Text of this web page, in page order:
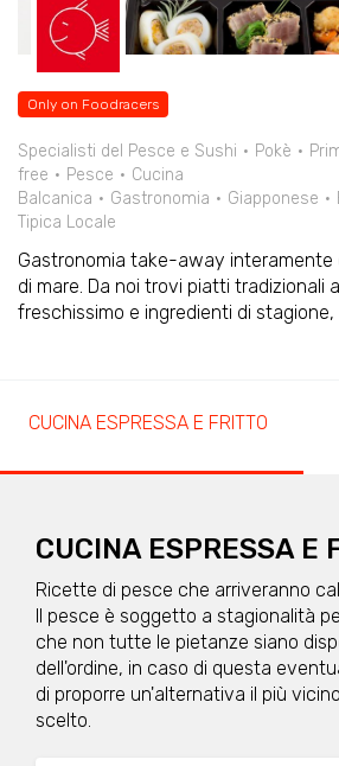
Only on Foodracers
Specialisti del Pesce e Sushi Pokè
free
Pesce
Cucina
Balcanica
Gastronomia Giapponese
Tipica Locale
Gastronomia take-away interamente
di mare. Da noi trovi piatti tradizionali
freschissimo e ingredienti di
CUCINA ESPRESSA E FRITTO
CUCINA ESPRESSA E
Ricette di pesce che arriveranno
Il pesce è soggetto a stagionalità
che non tutte le pietanze siano
dell'ordine, in caso di questa
di proporre un'alternativa il più
scelto.